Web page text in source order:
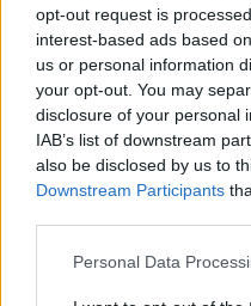
opt-out request is
interest-based ads based
us or personal information
your opt-out. You may
disclosure of your personal
IAB’s list of downstream
also be disclosed by us to
Downstream Participants
Personal Data